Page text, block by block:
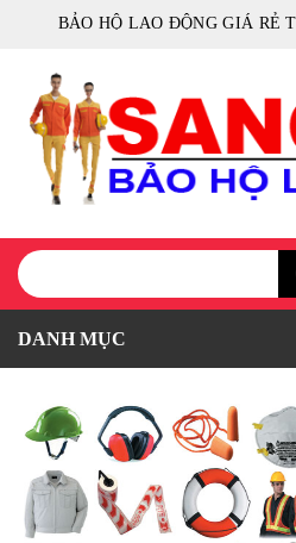
BẢO HỘ LAO ĐỘNG GIÁ RẺ
DANH MỤC